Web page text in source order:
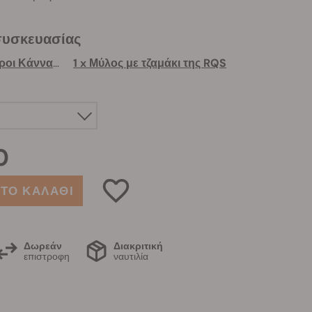
1 x 3 Δωρεάν Σπόροι Κάνναβης 1 x Μύλος με τζαμάκι της RQS
ΚΑΛΑΘΙ
Δωρεάν
επιστροφη
Διακριτική
ναυτιλία